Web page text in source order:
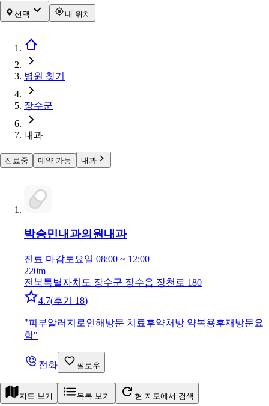
선택 내 위치
병원 찾기
장수군
내과
진료중 예약 가능 내과
박승민내과의원내과
진료 마감토요일 08:00 ~ 12:00
220m
전북특별자치도 장수군 장수읍 장천로 180
4.7(후기 18)
"피부알러지로인해방문 치료후약처방 약복용후재방문요
함"
전화 팔로우
지도 보기 목록 보기 현 지도에서 검색